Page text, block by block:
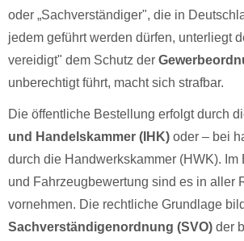
oder „Sachverständiger", die in
jedem geführt werden dürfen, unterliegt
vereidigt" dem Schutz der
unberechtigt führt, macht sich strafbar.
Die öffentliche Bestellung erfolgt durch
und Handelskammer (IHK) oder – bei
durch die Handwerkskammer (HWK).
und Fahrzeugbewertung sind es in aller
vornehmen. Die rechtliche Grundlage
Sachverständigenordnung (SVO) der